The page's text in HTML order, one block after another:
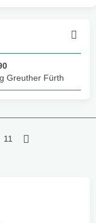
Greuther Fürth
11